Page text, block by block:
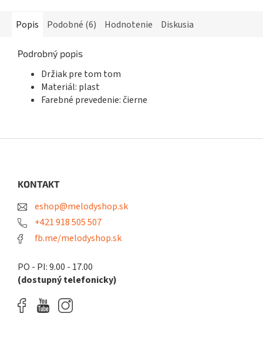
Popis Podobné (6) Hodnotenie Diskusia
Podrobný popis
Držiak pre tom tom
Materiál: plast
Farebné prevedenie: čierne
KONTAKT
eshop@melodyshop.sk
+421 918 505 507
fb.me/melodyshop.sk
PO - PI: 9.00 - 17.00
(dostupný telefonicky)